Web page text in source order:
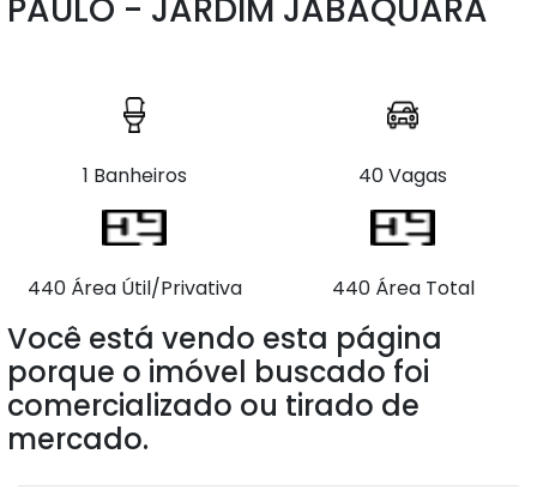
PAULO - JARDIM JABAQUARA
1 Banheiros 40 Vagas
440 Área Útil/Privativa 440 Área Total
Você está vendo esta página
porque o imóvel buscado foi
comercializado ou tirado de
mercado.